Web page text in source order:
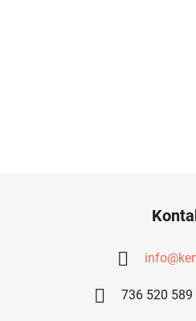
info@
736 520 589